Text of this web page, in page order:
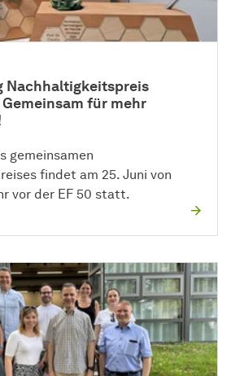
Nachhaltigkeitspreis
Gemeinsam für mehr
gemeinsamen
findet am 25. Juni von
vor der EF 50 statt.